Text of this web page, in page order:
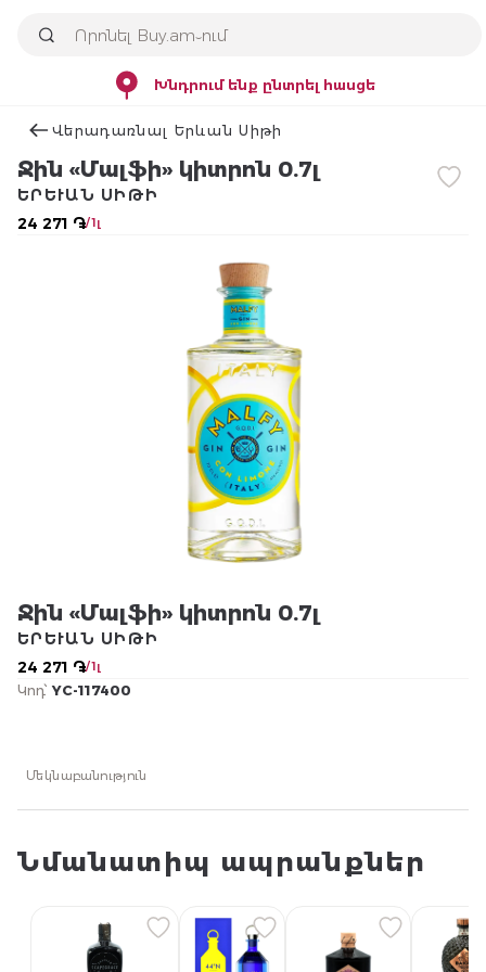
Խնդրում ենք ընտրել հասցե
Վերադառնալ Երևան Սիթի
Ջին «Մալֆի» կիտրոն 0.7լ
24 271 ֏/ 1լ
ԵՐԵՒԱՆ ՍԻԹԻ
Ջին «Մալֆի» կիտրոն 0.7լ
24 271 ֏/ 1լ
ԵՐԵՒԱՆ ՍԻԹԻ
Կոդ՝ YC-117400
Մեկնաբանություն
Նմանատիպ ապրանքներ